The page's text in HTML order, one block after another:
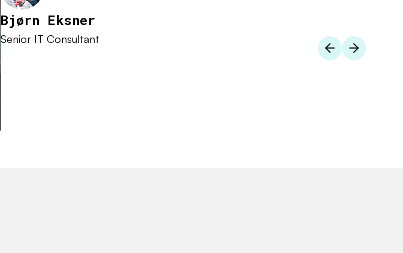
Bjørn Eksner
Senior IT Consultant